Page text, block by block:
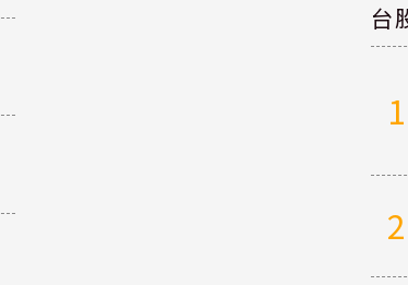
台
1
2